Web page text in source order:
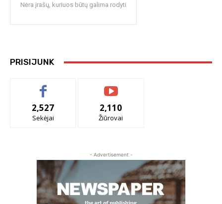
Nėra įrašų, kuriuos būtų galima rodyti
PRISIJUNK
2,527
Sekėjai
2,110
Žiūrovai
- Advertisement -